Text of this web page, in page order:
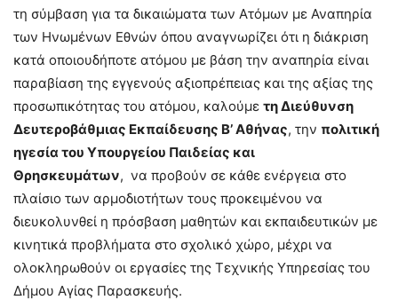
τη σύμβαση για τα δικαιώματα των Ατόμων με Αναπηρία
των Ηνωμένων Εθνών όπου αναγνωρίζει ότι η διάκριση
κατά οποιουδήποτε ατόμου με βάση την αναπηρία είναι
παραβίαση της εγγενούς αξιοπρέπειας και της αξίας της
προσωπικότητας του ατόμου, καλούμε τη Διεύθυνση
Δευτεροβάθμιας Εκπαίδευσης Β’ Αθήνας, την πολιτική
ηγεσία του Υπουργείου Παιδείας και
Θρησκευμάτων, να προβούν σε κάθε ενέργεια στο
πλαίσιο των αρμοδιοτήτων τους προκειμένου να
διευκολυνθεί η πρόσβαση μαθητών και εκπαιδευτικών με
κινητικά προβλήματα στο σχολικό χώρο, μέχρι να
ολοκληρωθούν οι εργασίες της Τεχνικής Υπηρεσίας του
Δήμου Αγίας Παρασκευής.